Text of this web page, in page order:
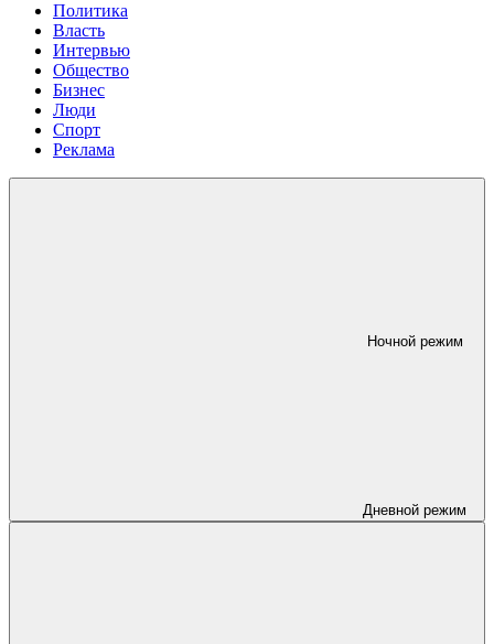
Политика
Власть
Интервью
Общество
Бизнес
Люди
Спорт
Реклама
Ночной режим
Дневной режим